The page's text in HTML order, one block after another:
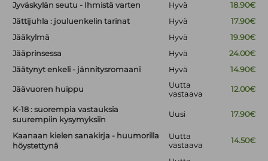
Jyväskylän seutu - Ihmistä varten
Hyvä
18.90€
Jättijuhla : jouluenkelin tarinat
Hyvä
17.90€
Jääkylmä
Hyvä
19.90€
Jääprinsessa
Hyvä
24.00€
Jäätynyt enkeli - jännitysromaani
Hyvä 14.90€
Jäävuoren huippu
Uutta
vastaava
12.00€
K-18 : suorempia vastauksia
suurempiin kysymyksiin
Uusi 17.90€
Kaanaan kielen sanakirja - huumorilla
höystettynä
Uutta
vastaava
14.50€